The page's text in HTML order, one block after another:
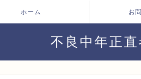
ホーム お
不良中年正